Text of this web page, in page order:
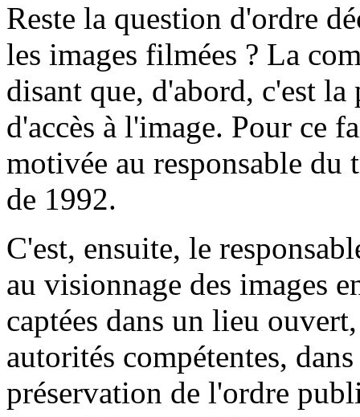
Reste la question d'ordre
les images filmées ? La
disant que, d'abord, c'est
d'accès à l'image. Pour ce
motivée au responsable
de 1992.
C'est, ensuite, le
au visionnage des images
captées dans un lieu
autorités compétentes,
préservation de l'ordre